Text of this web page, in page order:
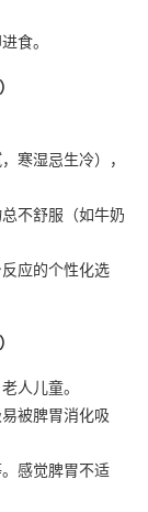
食。
寒湿忌生冷），
不舒服（如牛奶
应的个性化选
人儿童。
被脾胃消化吸
感觉脾胃不适